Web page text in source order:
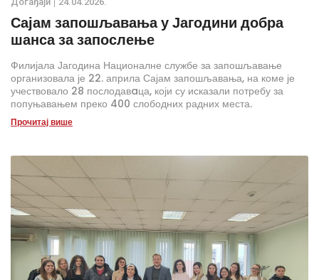
Сајам запошљавања у Јагодини добра
шанса за запослење
Филијала Јагодина Националне службе за запошљавање
организовала је 22. априла Сајам запошљавања, на коме је
учествовало 28 послодавaца, који су исказали потребу за
попуњавањем преко 400 слободних радних места.
Прочитај више